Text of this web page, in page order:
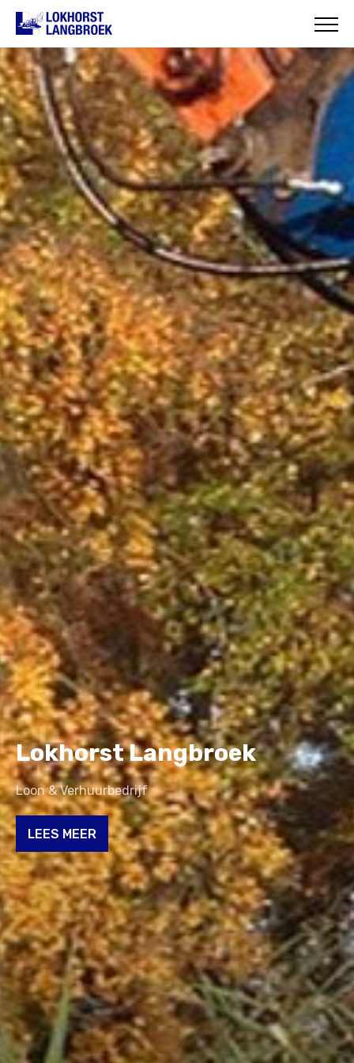
HOME
OVER ONS
WAT WIJ DOEN
ONZE PROJECTEN
CONTACT
Lokhorst Langbroek
Grond- en sloopwerkzaamheden
LEES MEER